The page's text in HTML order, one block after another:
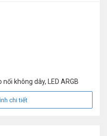
không dây, LED ARGB
chi tiết